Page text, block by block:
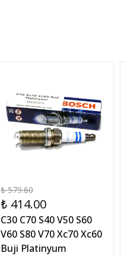
₺ 579.60
₺ 414.00
C30 C70 S40 V50 S60
V60 S80 V70 Xc70 Xc60
Buji Platinyum